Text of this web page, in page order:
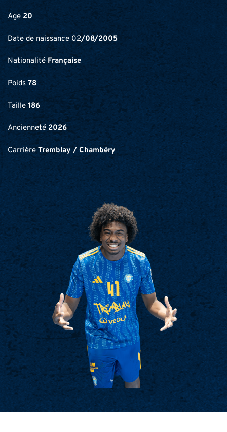
Age 20
Date de naissance 02/08/2005
Nationalité Française
Poids 78
Taille 186
Ancienneté 2026
Carrière Tremblay / Chambéry